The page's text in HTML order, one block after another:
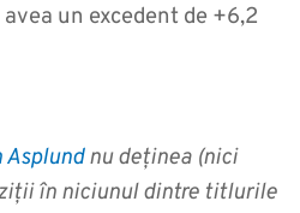
un excedent de +6,2
Asplund nu deținea (nici
în niciunul dintre titlurile